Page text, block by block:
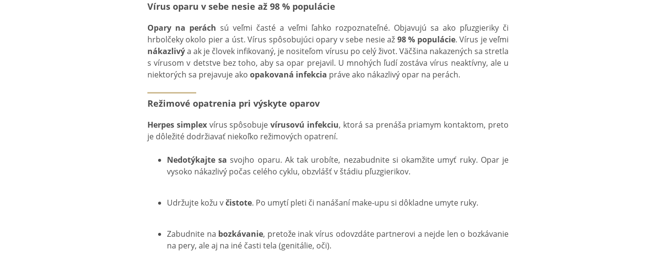
Vírus oparu v sebe nesie až 98 % populácie
Opary na perách sú veľmi časté a veľmi ľahko rozpoznateľné. Objavujú sa ako pľuzgieriky či
hrbolčeky okolo pier a úst. Vírus spôsobujúci opary v sebe nesie až 98 % populácie. Vírus je veľmi
nákazlivýa ak je človek infikovaný, je nositeľom vírusu po celý život. Väčšina nakazených sa stretla
s vírusom v detstve bez toho, aby sa opar prejavil. U mnohých ľudí zostáva vírus neaktívny, ale u
niektorých sa prejavuje ako opakovaná infekcia práve ako nákazlivý opar na perách.
Režimové opatrenia pri výskyte oparov
Herpes simplexvírus spôsobujevírusovú infekciu, ktorá sa prenáša priamym kontaktom, preto
je dôležité dodržiavať niekoľko režimových opatrení.
Nedotýkajte sa svojho oparu. Ak tak urobíte, nezabudnite si okamžite umyť ruky. Opar je
vysoko nákazlivý počas celého cyklu, obzvlášť v štádiu pľuzgierikov.
Udržujte kožu včistote. Po umytí pleti či nanášaní make-upu si dôkladne umyte ruky.
Zabudnite na bozkávanie, pretože inak vírus odovzdáte partnerovi a nejde len o bozkávanie
na pery, ale aj na iné časti tela (genitálie, oči).